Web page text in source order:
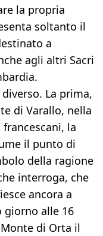
la propria
soltanto il
a
agli altri Sacri
La prima,
di Varallo, nella
la
il punto di
della ragione
interroga, che
ancora a
giorno alle 16
di Orta il